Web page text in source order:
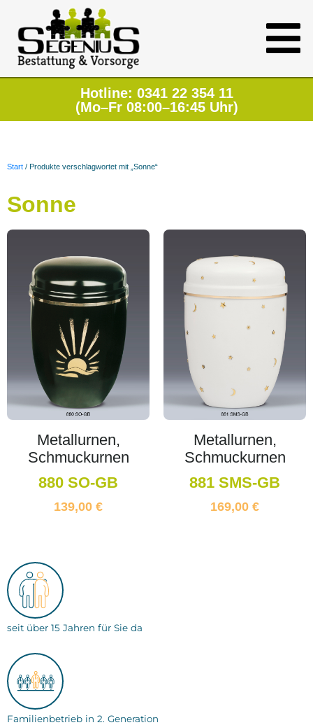
Hotline: 0341 22 354 11
(Mo–Fr 08:00–16:45 Uhr)
Start / Produkte verschlagwortet mit „Sonne“
Sonne
Metallurnen,
Schmuckurnen
880 SO-GB
139,00 €
Metallurnen,
Schmuckurnen
881 SMS-GB
169,00 €
seit über 15 Jahren für Sie da
Familienbetrieb in 2. Generation